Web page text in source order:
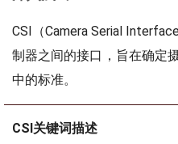
CSI（Camera Serial
制器之间的接口，旨在确定
中的标准。
CSI关键词描述